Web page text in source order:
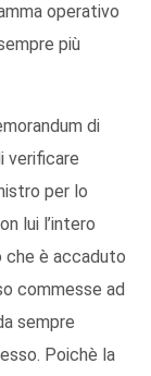
operativo
più
di
verificare
per lo
lui l’intero
che è accaduto
commesse ad
sempre
Poichè la